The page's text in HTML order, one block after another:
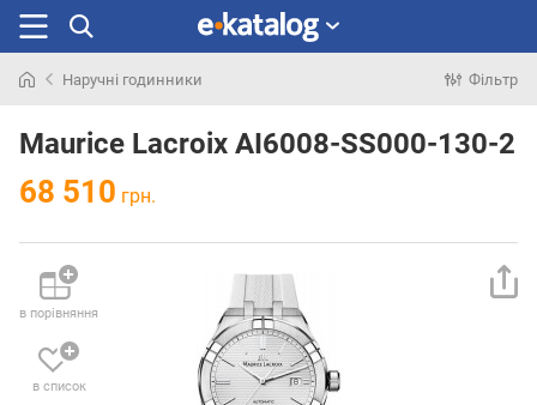
раніше
Наручні годинники Фільтр
Maurice Lacroix AI6008-SS000-130-2
68 510 грн.
в порівняння
в список